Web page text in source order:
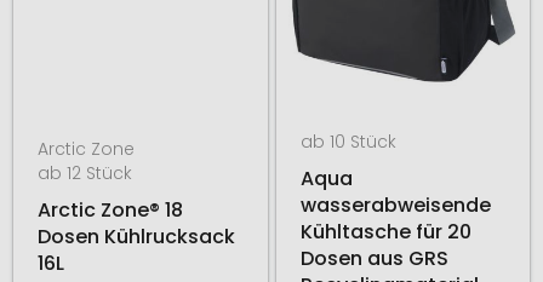
Arctic Zone
ab 12 Stück
Arctic Zone® 18
Dosen Kühlrucksack
16L
ab 10 Stück
Aqua
wasserabweisende
Kühltasche für 20
Dosen aus GRS